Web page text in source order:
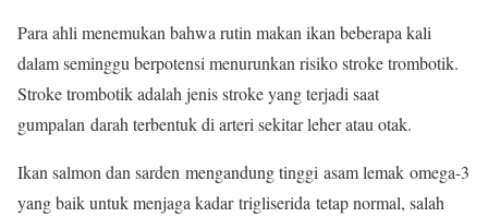
Para ahli menemukan bahwa rutin makan ikan beberapa kali
dalam seminggu berpotensi menurunkan risiko stroke trombotik.
Stroke trombotik adalah jenis stroke yang terjadi saat
gumpalan darah terbentuk di arteri sekitar leher atau otak.
Ikan salmon dan sarden mengandung tinggi asam lemak omega-3
yang baik untuk menjaga kadar trigliserida tetap normal, salah